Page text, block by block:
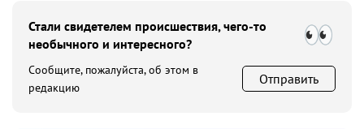
Стали свидетелем происшествия, чего-то
необычного и интересного?
Сообщите, пожалуйста, об этом в
редакцию
Отправить